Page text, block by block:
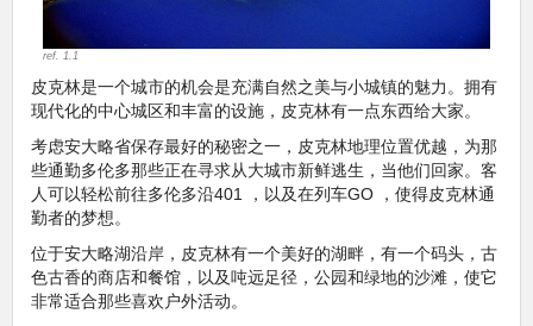
ref. 1.1
皮克林是一个城市的机会是充满自然之美与小城镇的魅力。拥有
现代化的中心城区和丰富的设施，皮克林有一点东西给大家。
考虑安大略省保存最好的秘密之一，皮克林地理位置优越，为那
些通勤多伦多那些正在寻求从大城市新鲜逃生，当他们回家。客
人可以轻松前往多伦多沿401 ，以及在列车GO ，使得皮克林通
勤者的梦想。
位于安大略湖沿岸，皮克林有一个美好的湖畔，有一个码头，古
色古香的商店和餐馆，以及吨远足径，公园和绿地的沙滩，使它
非常适合那些喜欢户外活动。